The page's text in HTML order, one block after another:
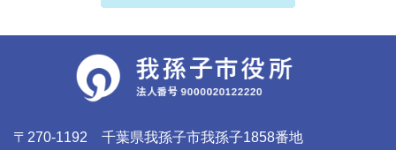
〒270-1192 千葉県我孫子市我孫子1858番地